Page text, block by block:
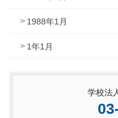
1988年1月
1年1月
学校法